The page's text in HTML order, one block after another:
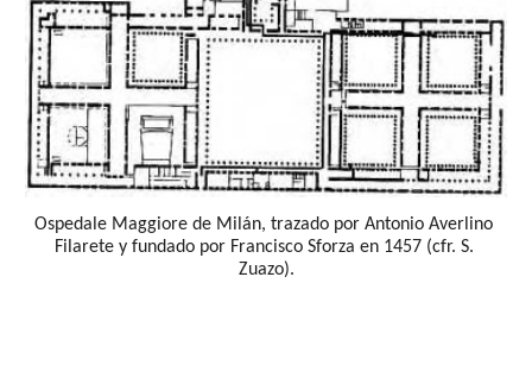
Ospedale Maggiore de Milán, trazado por Antonio Averlino
Filarete y fundado por Francisco Sforza en 1457 (cfr. S.
Zuazo).